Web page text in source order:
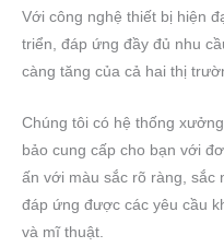
Với công nghệ thiết bị hiện
triển, đáp ứng đầy đủ nhu
càng tăng của cả hai thị
Chúng tôi có hệ thống
bảo cung cấp cho bạn với
ấn với màu sắc rõ ràng, sắc
đáp ứng được các yêu cầu
và mĩ thuật.